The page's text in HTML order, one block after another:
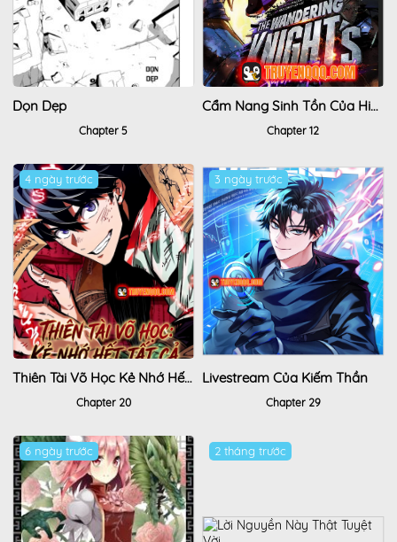
Dọn Dẹp
Chapter 5
Cẩm Nang Sinh Tồn Của Hiệp Sĩ Lang Thang
Chapter 12
4 ngày trước
Thiên Tài Võ Học Kẻ Nhớ Hết Tất Cả
Chapter 20
3 ngày trước
Livestream Của Kiếm Thần
Chapter 29
6 ngày trước 2 tháng trước